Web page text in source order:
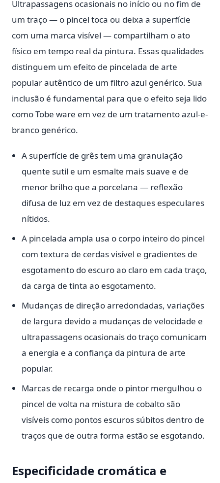
Ultrapassagens ocasionais no início ou no fim de
um traço — o pincel toca ou deixa a superfície
com uma marca visível — compartilham o ato
físico em tempo real da pintura. Essas qualidades
distinguem um efeito de pincelada de arte
popular autêntico de um filtro azul genérico. Sua
inclusão é fundamental para que o efeito seja lido
como Tobe ware em vez de um tratamento azul-e-
branco genérico.
A superfície de grês tem uma granulação
quente sutil e um esmalte mais suave e de
menor brilho que a porcelana — reflexão
difusa de luz em vez de destaques especulares
nítidos.
A pincelada ampla usa o corpo inteiro do pincel
com textura de cerdas visível e gradientes de
esgotamento do escuro ao claro em cada traço,
da carga de tinta ao esgotamento.
Mudanças de direção arredondadas, variações
de largura devido a mudanças de velocidade e
ultrapassagens ocasionais do traço comunicam
a energia e a confiança da pintura de arte
popular.
Marcas de recarga onde o pintor mergulhou o
pincel de volta na mistura de cobalto são
visíveis como pontos escuros súbitos dentro de
traços que de outra forma estão se esgotando.
Especificidade cromática e